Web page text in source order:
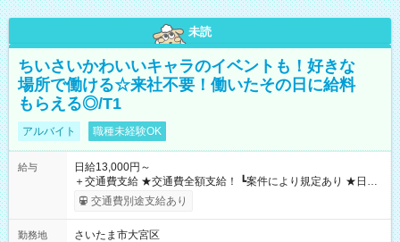
未読
ちいさいかわいいキャラのイベントも！好きな
場所で働ける☆来社不要！働いたその日に給料
もらえる◎/T1
アルバイト 職種未経験OK
給与
日給13,000円～
＋交通費支給 ★交通費全額支給！ ┗案件により規定あり ★日払
いOK！（規定あり） ┗働いたその日に現金GET♪ お仕事後はコ
ンビニATMから 日払い分を引き落とせます！ 【試用期間】試
交通費別途支給あり
勤務地
さいたま市大宮区